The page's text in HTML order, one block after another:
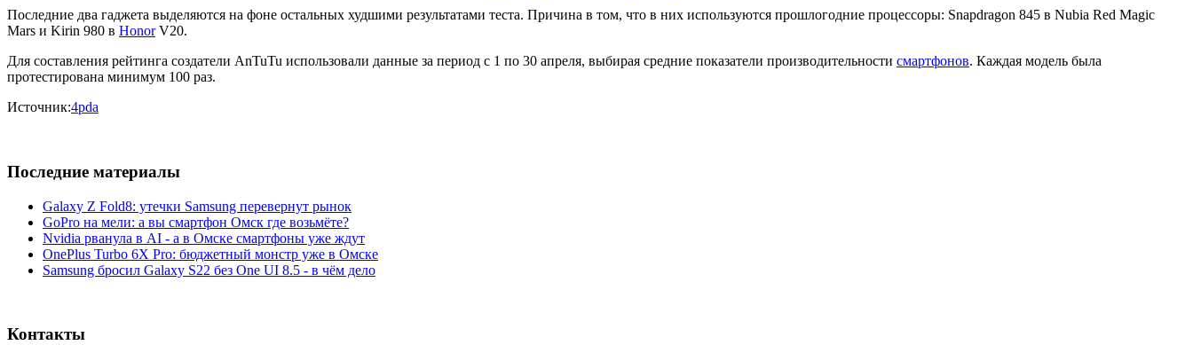
Последние два гаджета выделяются на фоне остальных худшими результатами теста. Причина в том, что в них используются прошлогодние процессоры: Snapdragon 845 в Nubia Red Magic
Mars и Kirin 980 в HonorV20.
Для составления рейтинга создатели AnTuTu использовали данные за период с 1 по 30 апреля, выбирая средние показатели производительности смартфонов. Каждая модель была
протестирована минимум 100 раз.
Источник:4pda
Последние материалы
Galaxy Z Fold8: утечки Samsung перевернут рынок
GoPro на мели: а вы смартфон Омск где возьмёте?
Nvidia рванула в AI - а в Омске смартфоны уже ждут
OnePlus Turbo 6X Pro: бюджетный монстр уже в Омске
Samsung бросил Galaxy S22 без One UI 8.5 - в чём дело
Контакты